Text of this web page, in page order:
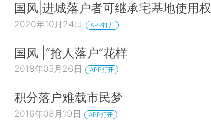
国风|进城落户者可继承宅基地使用权
2020年10月24日 APP打开
国风 |“抢人落户”花样
2018年05月26日 APP打开
积分落户难载市民梦
2016年08月19日 APP打开